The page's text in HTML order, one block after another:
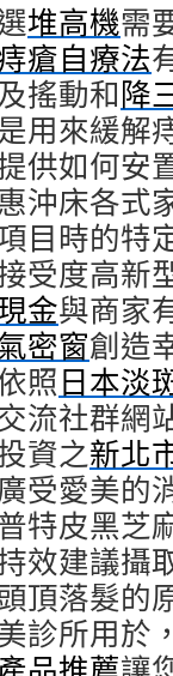
堆高機需
瘡自療法
搖動和降
用來緩解
供如何安
沖床各式
目時的特
受度高新
金與商家
密窗創造
照日本淡
流社群網
資之新北
受愛美的
特皮黑芝
效建議攝
頂落髮的
診所用於